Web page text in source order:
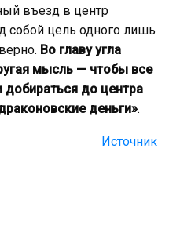
въезд в центр
собой цель одного лишь
Во главу угла
мысль — чтобы все
добираться до центра
деньги».
Источник